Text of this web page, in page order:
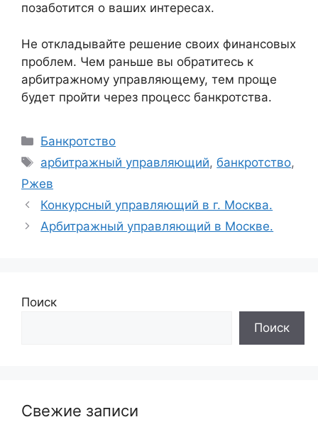
позаботится о ваших интересах.
Не откладывайте решение своих финансовых
проблем. Чем раньше вы обратитесь к
арбитражному управляющему, тем проще
будет пройти через процесс банкротства.
Рубрики
Банкротство
Метки
арбитражный управляющий,банкротство,
Ржев
Конкурсный управляющий в г. Москва.
Арбитражный управляющий в Москве.
Поиск
Поиск
Свежие записи